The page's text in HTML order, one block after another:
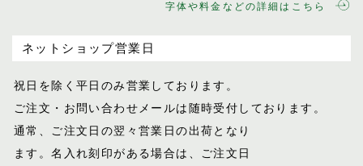
字体や料金などの詳細はこちら
ネットショップ営業日
祝日を除く平日のみ営業しております。
ご注文・お問い合わせメールは随時受付し ております。
通常、ご注文日の翌々営業日の出荷となり
ます。名入れ刻印がある場合は、ご注文日